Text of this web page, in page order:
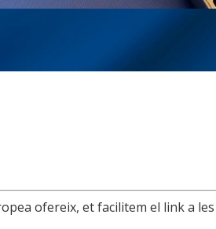
ofereix, et facilitem el link a